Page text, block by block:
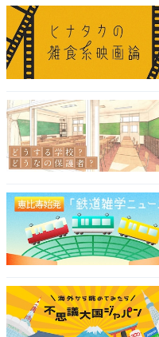
今回の復活では、つけ
ルを使用し、さらに「
となっています。※テイ
コート店舗での販売は対